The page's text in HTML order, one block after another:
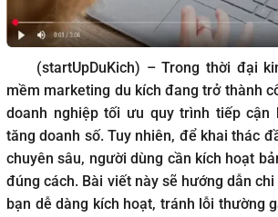
(startUpDuKich) – Trong thời đại
mềm marketing du kích đang trở thành
doanh nghiệp tối ưu quy trình tiếp cận
tăng doanh số. Tuy nhiên, để khai thác
chuyên sâu, người dùng cần kích hoạt
đúng cách. Bài viết này sẽ hướng dẫn
bạn dễ dàng kích hoạt, tránh lỗi thường